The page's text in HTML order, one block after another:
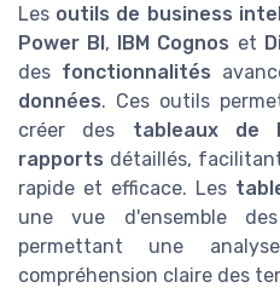
Les outils de business
Power BI, IBM Cognos et
des fonctionnalités
données. Ces outils
créer des tableaux de
rapports détaillés,
rapide et efficace. Les
une vue d'ensemble
permettant une
compréhension claire des